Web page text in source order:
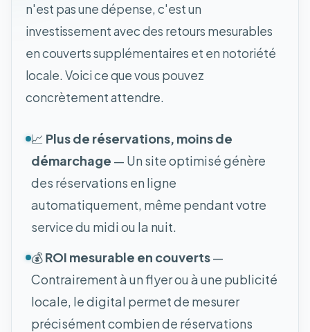
n'est pas une dépense, c'est un
investissement avec des retours mesurables
en couverts supplémentaires et en notoriété
locale. Voici ce que vous pouvez
concrètement attendre.
📈 Plus de réservations, moins de
démarchage — Un site optimisé génère
des réservations en ligne
automatiquement, même pendant votre
service du midi ou la nuit.
💰ROI mesurable en couverts—
Contrairement à un flyer ou à une publicité
locale, le digital permet de mesurer
précisément combien de réservations